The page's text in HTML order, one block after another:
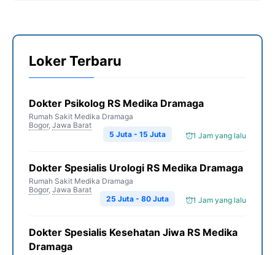
Loker Terbaru
Dokter Psikolog RS Medika Dramaga
Rumah Sakit Medika Dramaga
Bogor, Jawa Barat
1 Jam yang lalu
5 Juta - 15 Juta
Dokter Spesialis Urologi RS Medika Dramaga
Rumah Sakit Medika Dramaga
Bogor, Jawa Barat
1 Jam yang lalu
25 Juta - 80 Juta
Dokter Spesialis Kesehatan Jiwa RS Medika
Dramaga